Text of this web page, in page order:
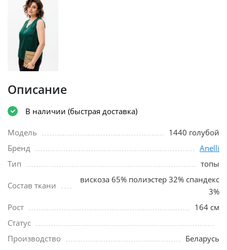
Описание
В наличии (быстрая доставка)
Модель
1440 голубой
Бренд
Anelli
Тип
топы
Состав ткани
вискоза 65% полиэстер 32% спандекс
3%
Рост
164 см
Статус
Производство
Беларусь